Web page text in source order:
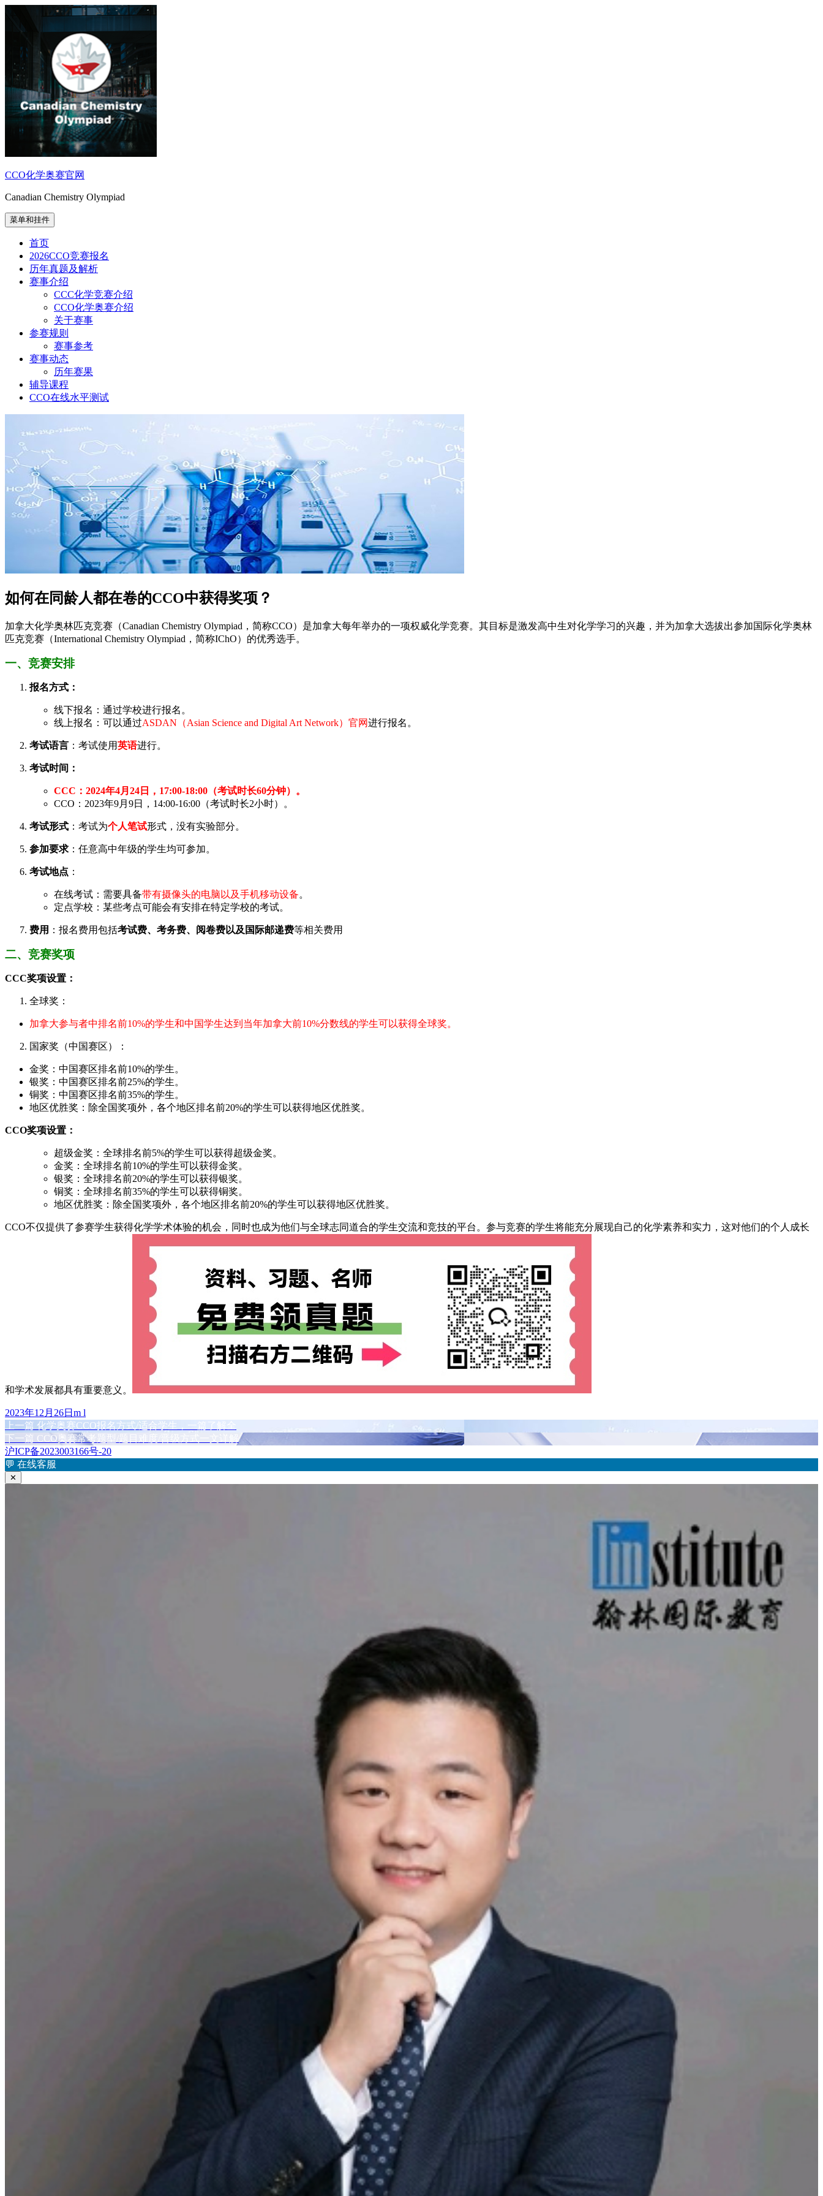
CCO化学奥赛官网
Canadian Chemistry Olympiad
菜单和挂件
首页
2026CCO竞赛报名
历年真题及解析
赛事介绍
CCC化学竞赛介绍
CCO化学奥赛介绍
关于赛事
参赛规则
赛事参考
赛事动态
历年赛果
辅导课程
CCO在线水平测试
如何在同龄人都在卷的CCO中获得奖项？
加拿大化学奥林匹克竞赛（Canadian Chemistry Olympiad，简称CCO）是加拿大每年举办的一项权威化学竞赛。其目标是激发高中生对化学学习的兴趣，并为加拿大选拔出参加国际化学奥林
匹克竞赛（International Chemistry Olympiad，简称IChO）的优秀选手。
一、竞赛安排
报名方式：
线下报名：通过学校进行报名。
线上报名：可以通过ASDAN（Asian Science and Digital Art Network）官网进行报名。
考试语言 ：考试使用英语进行。
考试时间：
CCC：2024年4月24日，17:00-18:00（考试时长60分钟）。
CCO：2023年9月9日，14:00-16:00（考试时长2小时）。
考试形式 ：考试为个人笔试形式，没有实验部分。
参加要求 ：任意高中年级的学生均可参加。
考试地点 ：
在线考试：需要具备带有摄像头的电脑以及手机移动设备。
定点学校：某些考点可能会有安排在特定学校的考试。
费用 ：报名费用包括考试费、考务费、阅卷费以及国际邮递费等相关费用
二、竞赛奖项
CCC奖项设置：
全球奖：
加拿大参与者中排名前10%的学生和中国学生达到当年加拿大前10%分数线的学生可以获得全球奖。
国家奖（中国赛区）：
金奖：中国赛区排名前10%的学生。
银奖：中国赛区排名前25%的学生。
铜奖：中国赛区排名前35%的学生。
地区优胜奖：除全国奖项外，各个地区排名前20%的学生可以获得地区优胜奖。
CCO奖项设置：
超级金奖：全球排名前5%的学生可以获得超级金奖。
金奖：全球排名前10%的学生可以获得金奖。
银奖：全球排名前20%的学生可以获得银奖。
铜奖：全球排名前35%的学生可以获得铜奖。
地区优胜奖：除全国奖项外，各个地区排名前20%的学生可以获得地区优胜奖。
CCO不仅提供了参赛学生获得化学学术体验的机会，同时也成为他们与全球志同道合的学生交流和竞技的平台。参与竞赛的学生将能充分展现自己的化学素养和实力，这对他们的个人成长
和学术发展都具有重要意义。
发
布
于
2023年12月26日 作
者
m l
文
章
导
航
上一篇 上
篇
文
章：
化学奥赛CCO报名方式/适合学生，一篇了解全
下一篇 下
篇
文
CCO奥赛常考题型/题目难度/晋级方式一文详解
沪ICP备2023003166号-20
💬 在线客服
✕